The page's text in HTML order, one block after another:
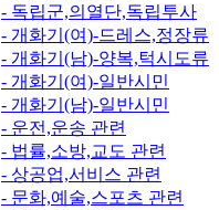
- 독립군,의열단,독립투사
- 개화기(여)-드레스,정장류
- 개화기(남)-양복,턱시도류
- 개화기(여)-일반시민
- 개화기(남)-일반시민
- 운전,운송 관련
- 법률,소방,교도 관련
- 상공업,서비스 관련
- 문화,예술,스포츠 관련